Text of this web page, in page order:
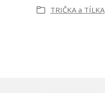
TRIČKA a TÍLKA